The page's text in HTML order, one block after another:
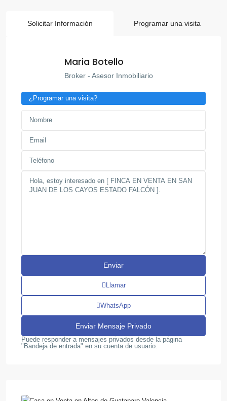
Solicitar Información Programar una visita
Maria Botello
Broker - Asesor Inmobiliario
¿Programar una visita?
Llamar
WhatsApp
Puede responder a mensajes privados desde la página
"Bandeja de entrada" en su cuenta de usuario.
Altos